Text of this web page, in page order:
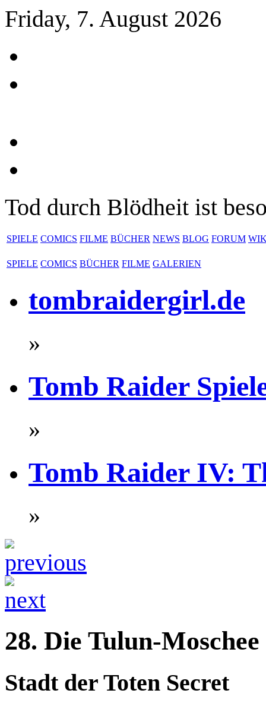
Friday, 7. August 2026
Tod durch Blödheit ist
SPIELE COMICS FILME BÜCHER NEWS BLOG FORUM
SPIELE COMICS BÜCHER FILME GALERIEN
tombraidergirl.de
»
Tomb Raider
»
Tomb Raider IV:
»
28. Die Tulun-
Stadt der Toten Secret